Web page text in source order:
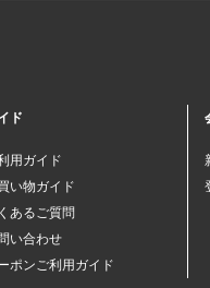
ド
用ガイド
い物ガイド
あるご質問
い合わせ
ポンご利用ガイド